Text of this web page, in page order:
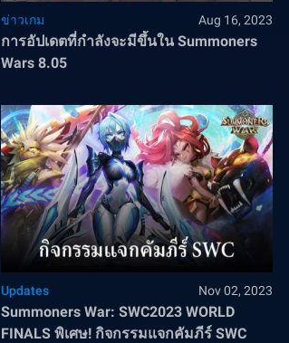
ข่าวเกม Aug 16, 2023
การอัปเดตที่กำลังจะมีขึ้นใน Summoners
Wars 8.05
Updates Nov 02, 2023
Summoners War: SWC2023 WORLD
FINALS พิเศษ! กิจกรรมแจกคัมภีร์ SWC